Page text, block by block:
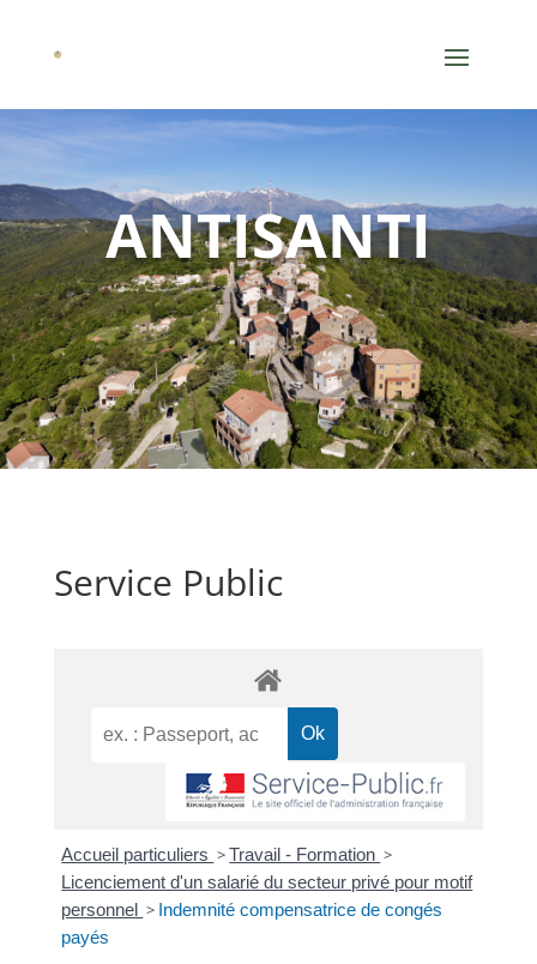
ANTISANTI
Service Public
Accueil particuliers >Travail - Formation >
Licenciement d'un salarié du secteur privé pour motif
personnel > Indemnité compensatrice de congés
payés